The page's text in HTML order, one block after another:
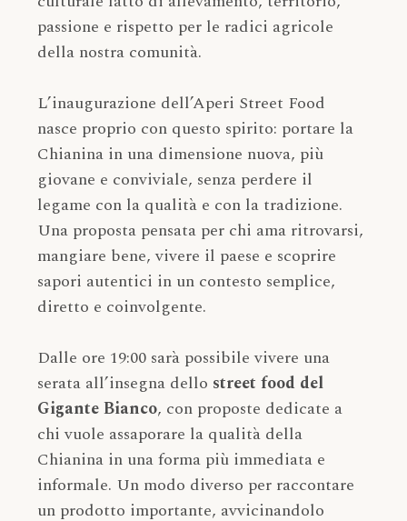
passione e rispetto per le radici agricole
della nostra comunità.
L’inaugurazione dell’Aperi Street Food
nasce proprio con questo spirito: portare la
Chianina in una dimensione nuova, più
giovane e conviviale, senza perdere il
legame con la qualità e con la tradizione.
Una proposta pensata per chi ama ritrovarsi,
mangiare bene, vivere il paese e scoprire
sapori autentici in un contesto semplice,
diretto e coinvolgente.
Dalle ore 19:00 sarà possibile vivere una
serata all’insegna dello street food del
Gigante Bianco, con proposte dedicate a
chi vuole assaporare la qualità della
Chianina in una forma più immediata e
informale. Un modo diverso per raccontare
un prodotto importante, avvicinandolo